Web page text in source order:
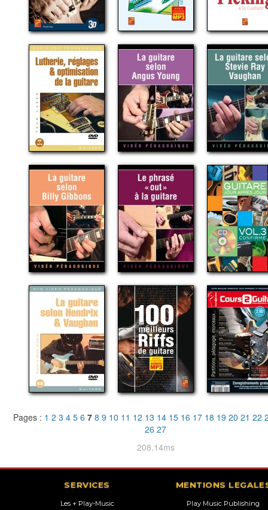
Pages : 1 2 3 4 5 6 7 8 9 10 11 12 13 14 15 16 17 18 19 20 21 22
26 27
208.14ms
SERVICES
Les + Play-Music
MENTIONS
Play Music Publishing